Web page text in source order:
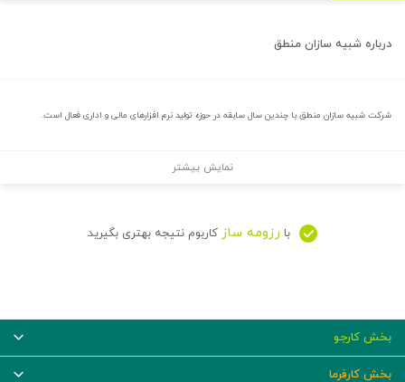
درباره شبیه سازان منطق
شرکت شبیه سازان منطق با چندین سال سابقه در حوزه تولید نرم افزارهای مالی و اداری فعال است.
نمایش بیشتر
با رزومه ساز کاربوم نتیجه بهتری بگیرید
بخش کارجو
بخش کارفرما